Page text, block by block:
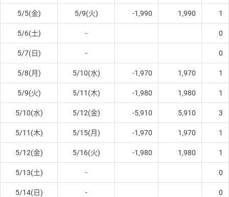
5/5(金) 5/9(火) -1,990 1,990 1
5/6(土) - 0
5/7(日) - 0
5/8(月) 5/10(水) -1,970 1,970 1
5/9(火) 5/11(木) -1,980 1,980 1
5/10(水) 5/12(金) -5,910 5,910 3
5/11(木) 5/15(月) -1,970 1,970 1
5/12(金) 5/16(火) -1,980 1,980 1
5/13(土) - 0
5/14(日) - 0